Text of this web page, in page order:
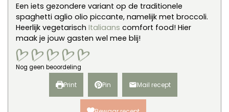
Een iets gezondere variant op de traditionele
spaghetti aglio olio piccante, namelijk met broccoli.
Heerlijk vegetarisch Italiaans comfort food! Hier
maak je jouw gasten wel mee blij!
Nog geen beoordeling
Print Pin Mail recept